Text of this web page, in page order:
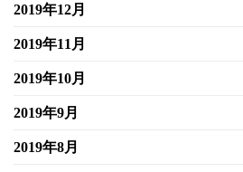
2019年12月
2019年11月
2019年10月
2019年9月
2019年8月